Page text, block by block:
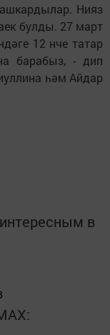
Нияз
булды. 27 март
12 нче татар
барабыз, - дип
һәм Айдар
в